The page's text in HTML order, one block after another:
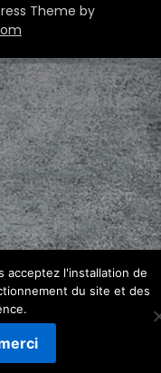
Theme by
acceptez l'installation de
du site et des